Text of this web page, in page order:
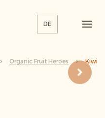
DE
Organic Fruit Heroes Kiwi